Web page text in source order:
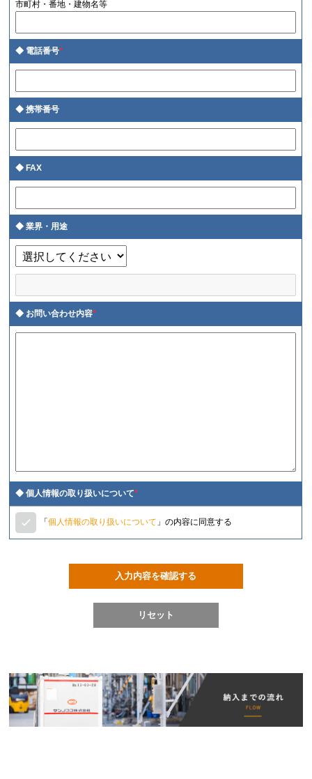
市町村・番地・建物名等
電話番号*
携帯番号
FAX
業界・用途
お問い合わせ内容*
個人情報の取り扱いについて*
「個人情報の取り扱いについて 」の内容に同意する